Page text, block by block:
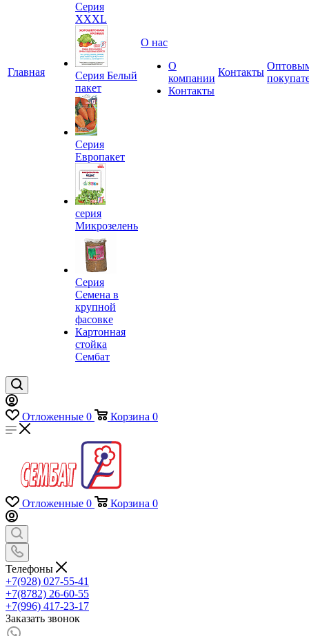
Главная
Серия
XXXL
Серия Белый
пакет
Серия
Европакет
серия
Микрозелень
Серия
Семена в
крупной
фасовке
Картонная
стойка
Сембат
О нас
О
компании
Контакты
Контакты
Отложенные 0 Корзина 0
Отложенные 0 Корзина 0
Телефоны
+7(928) 027-55-41
+7(8782) 26-60-55
+7(996) 417-23-17
Заказать звонок